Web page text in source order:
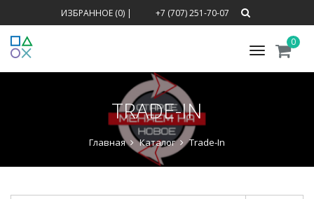
ИЗБРАННОЕ (0)| +7 (707) 251-70-07
Меню
0
TRADE-IN
Главная Каталог Trade-In